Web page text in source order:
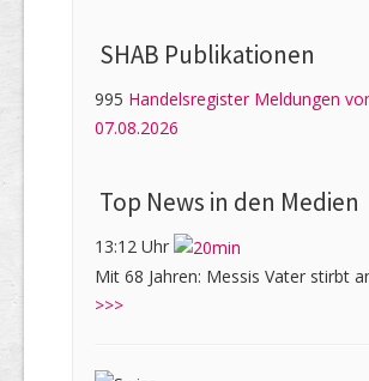
SHAB Publi­kati­onen
995 Handelsregister Meldungen
07.08.2026
Top News in den Medien
13:12 Uhr
Mit 68 Jahren: Messis Vater stirbt
>>>